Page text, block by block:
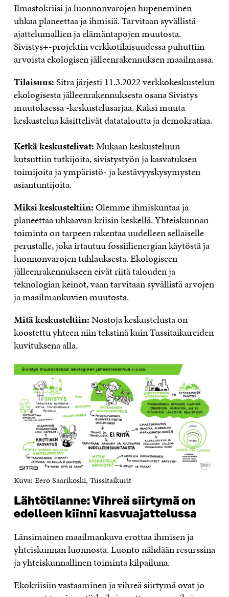
Ilmastokriisi ja luonnonvarojen hupeneminen
uhkaa planeettaa ja ihmisiä. Tarvitaan syvällistä
ajattelumallien ja elämäntapojen muutosta.
Sivistys+-projektin verkkotilaisuudessa puhuttiin
arvoista ekologisen jälleenrakennuksen maailmassa.
Tilaisuus:Sitra järjesti 11.3.2022 verkkokeskustelun
ekologisesta jälleenrakennuksesta osana Sivistys
muutoksessa -keskustelusarjaa. Kaksi muuta
keskustelua käsittelivät datataloutta ja demokratiaa.
Ketkä keskustelivat:Mukaan keskusteluun
kutsuttiin tutkijoita, sivistystyön ja kasvatuksen
toimijoita ja ympäristö- ja kestävyyskysymysten
asiantuntijoita.
Miksi keskusteltiin:Olemme ihmiskuntaa ja
planeettaa uhkaavan kriisin keskellä. Yhteiskunnan
toiminta on tarpeen rakentaa uudelleen sellaiselle
perustalle, joka irtautuu fossiilienergian käytöstä ja
luonnonvarojen tuhlauksesta. Ekologiseen
jälleenrakennukseen eivät riitä talouden ja
teknologian keinot, vaan tarvitaan syvällistä arvojen
ja maailmankuvien muutosta.
Mitä keskusteltiin:Nostoja keskustelusta on
koostettu yhteen niin tekstinä kuin Tussitaikureiden
kuvituksena alla.
Kuva: Eero Saarikoski, Tussitaikurit
Lähtötilanne: Vihreä siirtymä on
edelleen kiinni kasvuajattelussa
Länsimainen maailmankuva erottaa ihmisen ja
yhteiskunnan luonnosta. Luonto nähdään resurssina
ja yhteiskunnallinen toiminta kilpailuna.
Ekokriisiin vastaaminen ja vihreä siirtymä ovat jo